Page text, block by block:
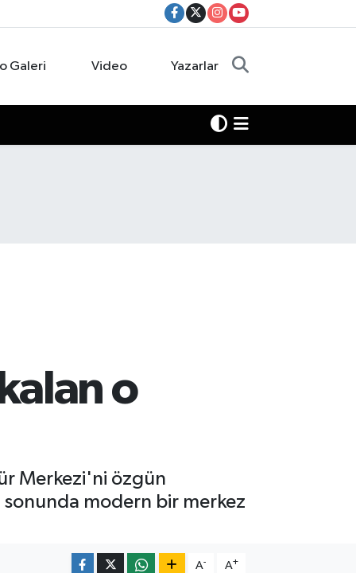
Galeri Video Yazarlar
o
Merkezi'ni özgün
modern bir merkez
A- A+